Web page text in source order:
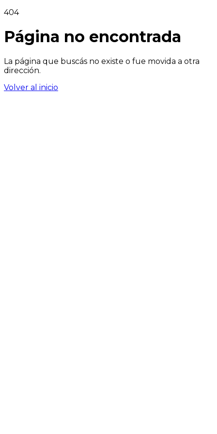
404
Página no encontrada
La página que buscás no existe o fue movida a otra
dirección.
Volver al inicio